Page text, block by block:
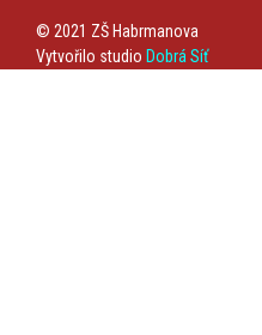
© 2021 ZŠ Habrmanova
Vytvořilo studio Dobrá Síť